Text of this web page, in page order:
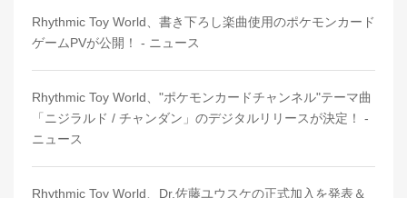
Rhythmic Toy World、書き下ろし楽曲使用のポケモンカード
ゲームPVが公開！ - ニュース
Rhythmic Toy World、"ポケモンカードチャンネル"テーマ曲
「ニジラルド / チャンダン」のデジタルリリースが決定！ -
ニュース
Rhythmic Toy World、Dr.佐藤ユウスケの正式加入を発表＆